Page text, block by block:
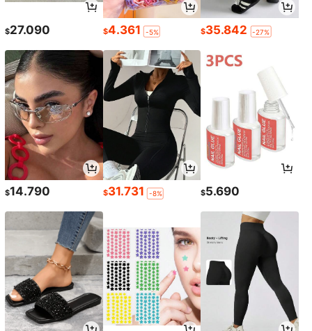
$27.090 $4.361 -5% $35.842 -27%
$14.790 $31.731 -8% $5.690